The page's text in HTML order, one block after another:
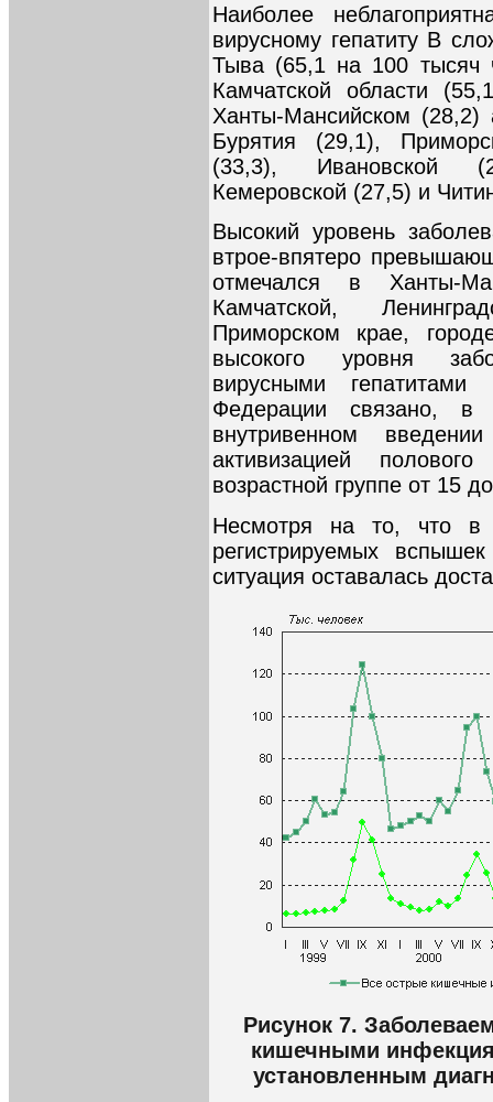
Наиболее
вирусному гепатиту В
Тыва (65,1 на 100 тысяч
Камчатской области
Ханты-Мансийском (28,2)
Бурятия (29,1),
(33,3), Ивановской
Кемеровской (27,5) и
Высокий уровень
втрое-впятеро
отмечался в Ханты-
Камчатской,
Приморском крае,
высокого уровня
вирусными
Федерации связано,
внутривенном
активизацией
возрастной группе от 15
Несмотря на то, что в
регистрируемых
ситуация оставалась
Рисунок 7.
кишечными
установленным